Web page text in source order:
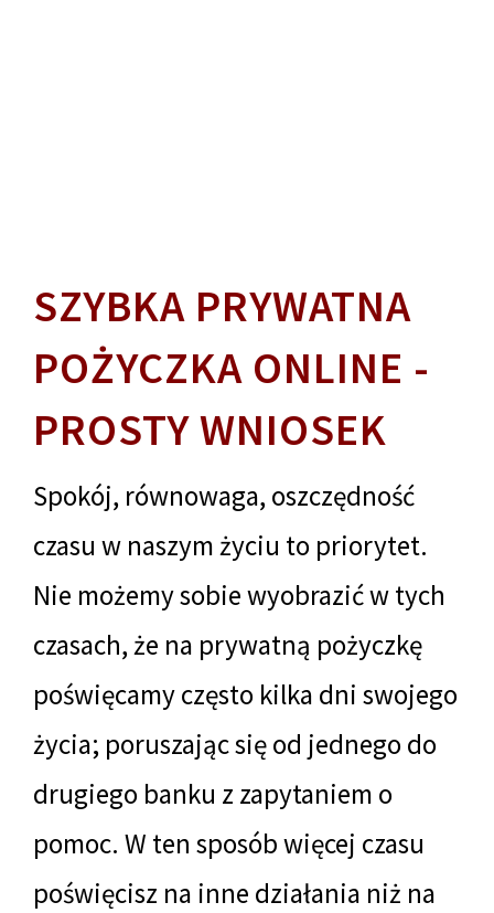
SZYBKA PRYWATNA
POŻYCZKA ONLINE -
PROSTY WNIOSEK
Spokój, równowaga, oszczędność
czasu w naszym życiu to priorytet.
Nie możemy sobie wyobrazić w tych
czasach, że na prywatną pożyczkę
poświęcamy często kilka dni swojego
życia; poruszając się od jednego do
drugiego banku z zapytaniem o
pomoc. W ten sposób więcej czasu
poświęcisz na inne działania niż na